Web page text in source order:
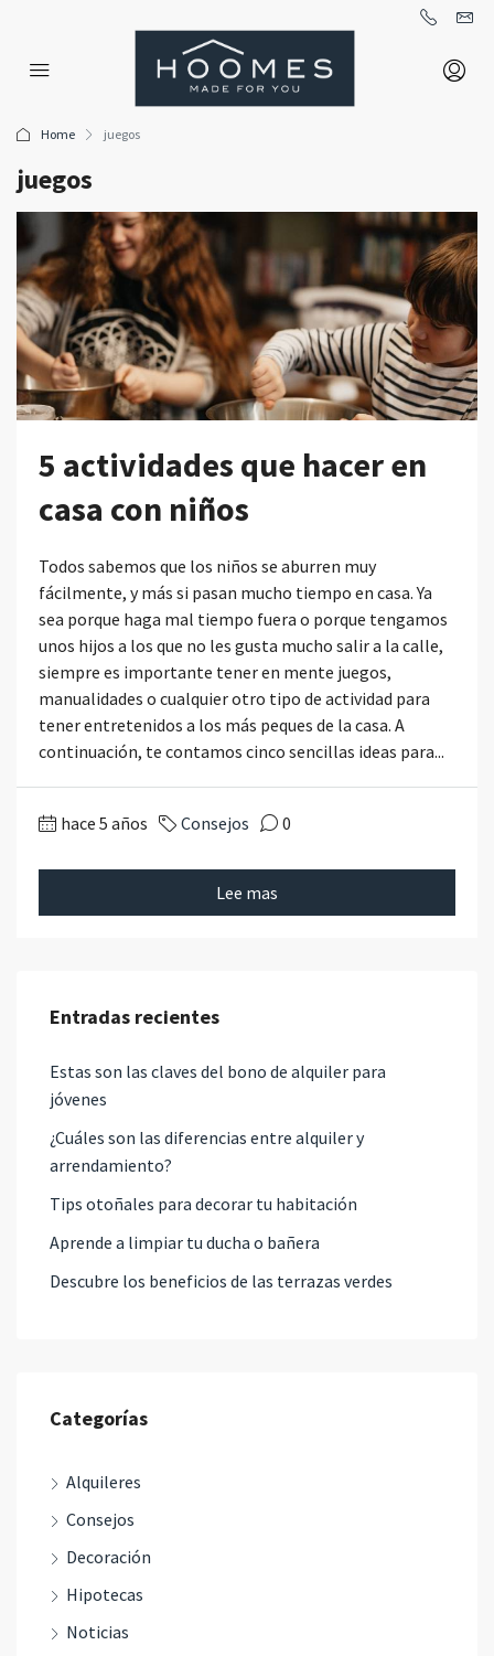
Home juegos
juegos
5 actividades que hacer en
casa con niños
Todos sabemos que los niños se aburren muy
fácilmente, y más si pasan mucho tiempo en casa. Ya
sea porque haga mal tiempo fuera o porque tengamos
unos hijos a los que no les gusta mucho salir a la calle,
siempre es importante tener en mente juegos,
manualidades o cualquier otro tipo de actividad para
tener entretenidos a los más peques de la casa. A
continuación, te contamos cinco sencillas ideas para...
hace 5 años Consejos 0
Lee mas
Entradas recientes
Estas son las claves del bono de alquiler para
jóvenes
¿Cuáles son las diferencias entre alquiler y
arrendamiento?
Tips otoñales para decorar tu habitación
Aprende a limpiar tu ducha o bañera
Descubre los beneficios de las terrazas verdes
Categorías
Alquileres
Consejos
Decoración
Hipotecas
Noticias